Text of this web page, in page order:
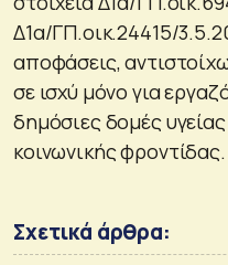
Δ1α/ΓΠ.οικ.24415/
αποφάσεις,
σε ισχύ μόνο για
δημόσιες δομές
κοινωνικής φροντίδας.
Σχετικά άρθρα: